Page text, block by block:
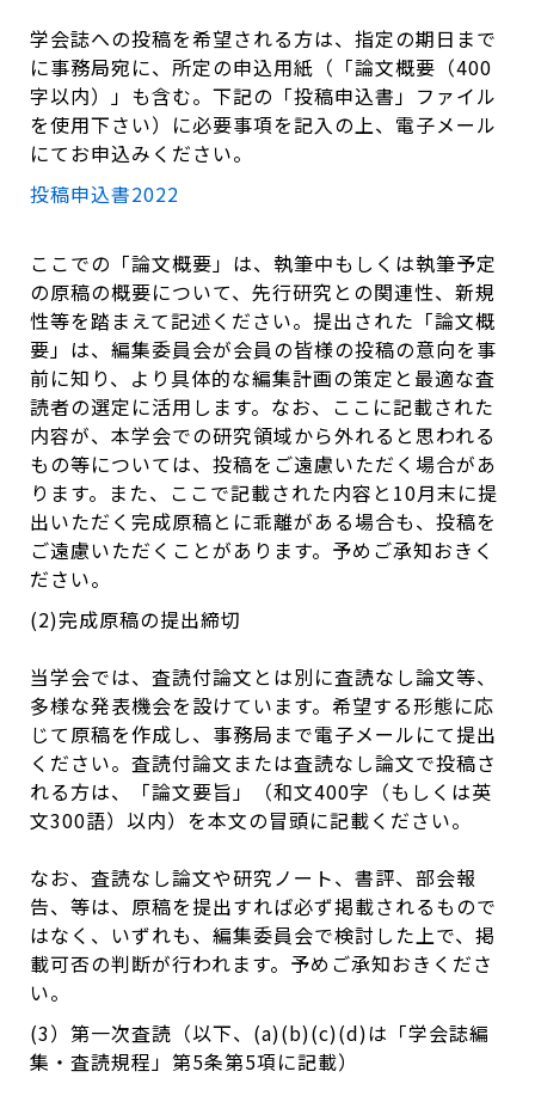
学会誌への投稿を希望される方は、指定の期日まで
に事務局宛に、所定の申込用紙（「論文概要（400
字以内）」も含む。下記の「投稿申込書」ファイル
を使用下さい）に必要事項を記入の上、電子メール
にてお申込みください。
投稿申込書2022
ここでの「論文概要」は、執筆中もしくは執筆予定
の原稿の概要について、先行研究との関連性、新規
性等を踏まえて記述ください。提出された「論文概
要」は、編集委員会が会員の皆様の投稿の意向を事
前に知り、より具体的な編集計画の策定と最適な査
読者の選定に活用します。なお、ここに記載された
内容が、本学会での研究領域から外れると思われる
もの等については、投稿をご遠慮いただく場合があ
ります。また、ここで記載された内容と10月末に提
出いただく完成原稿とに乖離がある場合も、投稿を
ご遠慮いただくことがあります。予めご承知おきく
ださい。
(2)完成原稿の提出締切
当学会では、査読付論文とは別に査読なし論文等、
多様な発表機会を設けています。希望する形態に応
じて原稿を作成し、事務局まで電子メールにて提出
ください。査読付論文または査読なし論文で投稿さ
れる方は、「論文要旨」（和文400字（もしくは英
文300語）以内）を本文の冒頭に記載ください。
なお、査読なし論文や研究ノート、書評、部会報
告、等は、原稿を提出すれば必ず掲載されるもので
はなく、いずれも、編集委員会で検討した上で、掲
載可否の判断が行われます。予めご承知おきくださ
い。
(3）第一次査読（以下、(a)(b)(c)(d)は「学会誌編
集・査読規程」第5条第5項に記載）